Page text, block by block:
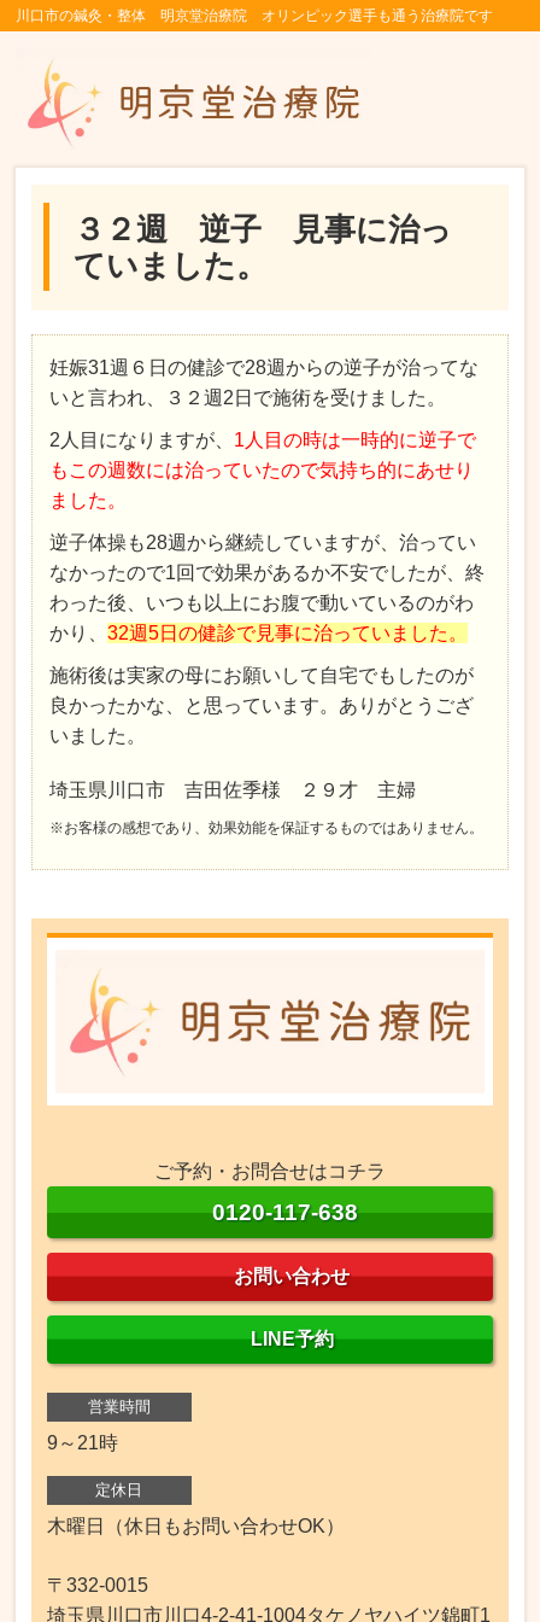
川口市の鍼灸・整体 明京堂治療院 オリンピック選手も通う治療院です
３２週 逆子 見事に治っ
ていました。
妊娠31週６日の健診で28週からの逆子が治ってな
いと言われ、３２週2日で施術を受けました。
2人目になりますが、 1人目の時は一時的に逆子で
もこの週数には治っていたので気持ち的にあせり
ました。
逆子体操も28週から継続していますが、治ってい
なかったので1回で効果があるか不安でしたが、終
わった後、いつも以上にお腹で動いているのがわ
かり、32週5日の健診で見事に治っていました。
施術後は実家の母にお願いして自宅でもしたのが
良かったかな、と思っています。ありがとうござ
いました。
埼玉県川口市 吉田佐季様 ２９才 主婦
※お客様の感想であり、効果効能を保証するものではありません。
ご予約・お問合せはコチラ
0120-117-638
お問い合わせ
LINE予約
営業時間
9～21時
定休日
木曜日（休日もお問い合わせOK）
〒332-0015
埼玉県川口市川口4-2-41-1004タケノヤハイツ錦町1